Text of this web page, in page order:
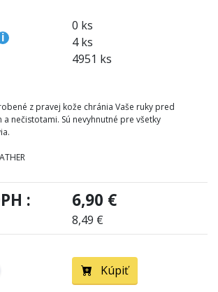
0 ks
i
4 ks
4951 ks
z pravej kože chránia Vaše ruky pred
nečistotami. Sú nevyhnutné pre všetky
: 6,90 €
8,49 €
Kúpiť